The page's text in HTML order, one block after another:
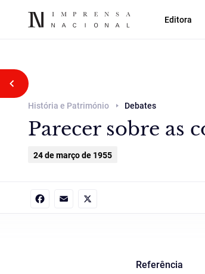
Editora
Voltar atrás
História e Património Debates
Parecer sobre as
24 de março de 1955
Referência